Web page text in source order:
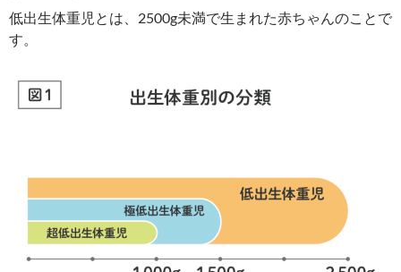
低出生体重児とは、2500g未満で生まれた赤ちゃんのことで
す。